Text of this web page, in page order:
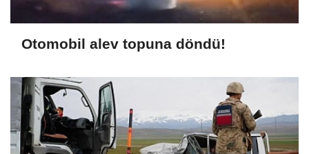
Otomobil alev topuna döndü!